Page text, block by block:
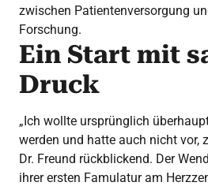
zwischen Patientenversorgung
Forschung.
Ein Start mit
Druck
„Ich wollte ursprünglich
werden und hatte auch nicht vor,
Dr. Freund rückblickend. Der
ihrer ersten Famulatur am